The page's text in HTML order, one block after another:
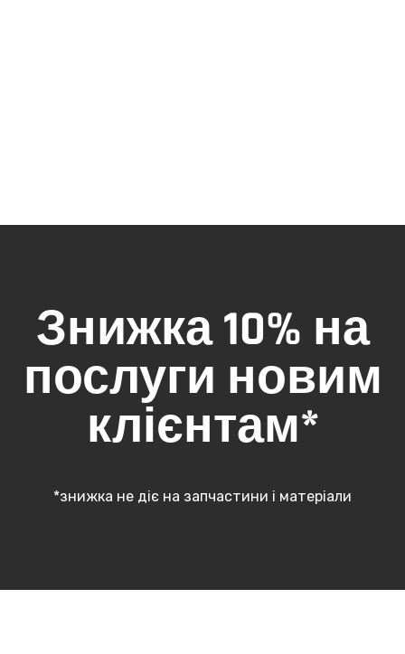
Знижка 10% на
послуги новим
клієнтам*
*знижка не діє на запчастини і матеріали